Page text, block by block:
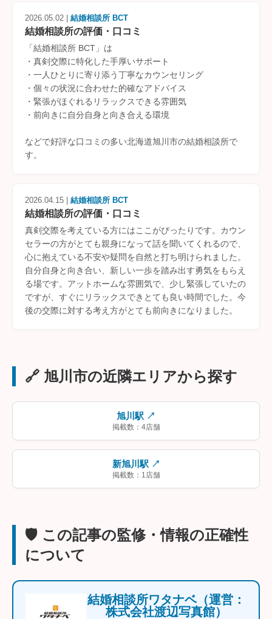
2026.05.02 | 結婚相談所 BCT
結婚相談所の評価・口コミ
「結婚相談所 BCT」は
・真剣交際に特化した手厚いサポート
・一人ひとりに寄り添う丁寧なカウンセリング
・個々の状況に合わせた的確なアドバイス
・緊張がほぐれるリラックスできる雰囲気
・前向きに自分自身と向き合える環境
などで好評な口コミの多い北海道旭川市の結婚相談所で
す。
2026.04.15 | 結婚相談所 BCT
結婚相談所の評価・口コミ
真剣交際を考えている方にはここがぴったりです。カウン
セラーの方がとても親身になって話を聞いてくれるので、
心に抱えている不安や疑問を自然と打ち明けられました。
自分自身と向き合い、新しい一歩を踏み出す勇気をもらえ
る場です。アットホームな雰囲気で、少し緊張していたの
ですが、すぐにリラックスできとても良い時間でした。今
後の交際に対する考え方がとても前向きになりました。
🔗 旭川市の近隣エリアから探す
旭川駅 ↗
掲載数：4店舗
新旭川駅 ↗
掲載数：1店舗
🛡️ この記事の監修・情報の正確性
について
結婚相談所ワタナベ（運営：
株式会社渡辺写真館）